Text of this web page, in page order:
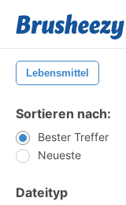
Lebensmittel
Sortieren nach:
Bester Treffer
Neueste
Dateityp